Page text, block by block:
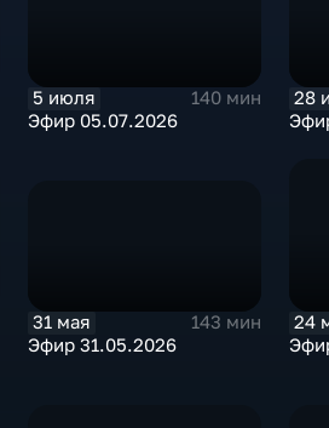
5 июля
140 мин
Эфир 05.07.2026
28
31 мая
143 мин
Эфир 31.05.2026
24